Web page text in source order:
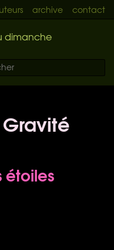
archive contact
dimanche
étoiles